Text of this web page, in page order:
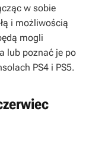
w sobie
i możliwością
mogli
lub poznać je po
PS4 i PS5.